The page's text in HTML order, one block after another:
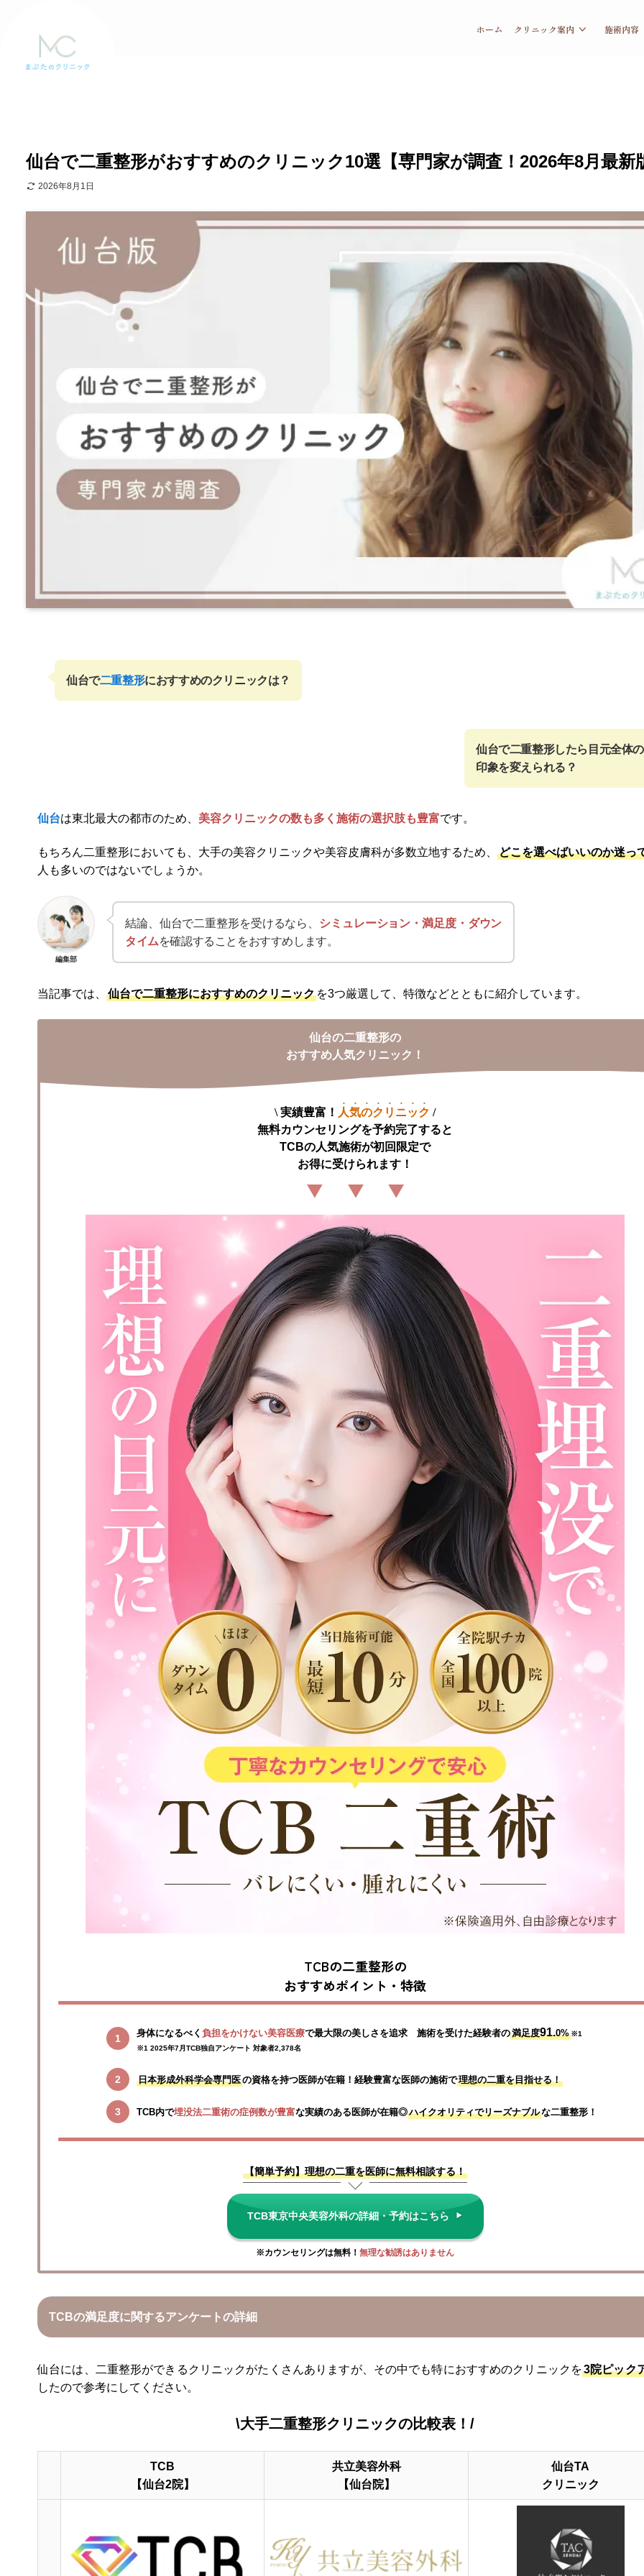
ホーム クリニック案内 施術内容
仙台で二重整形がおすすめのクリニック10選【専門家が調査！2026年8月最新
2026年8月1日
仙台で二重整形におすすめのクリニックは？
仙台で二重整形したら目元全体の
印象を変えられる？
仙台は東北最大の都市のため、 美容クリニックの数も多く施術の選択肢も豊富です。
もちろん二重整形においても、大手の美容クリニックや美容皮膚科が多数立地するため、
どこを選べばいいのか迷っ
人も多いのではないでしょうか。
編集部
結論、仙台で二重整形を受けるなら、 シミュレーション・満足度・ダウン
タイムを確認することをおすすめします。
当記事では、 仙台で二重整形におすすめのクリニック を3つ厳選して、特徴などとともに紹介しています。
仙台の二重整形の
おすすめ人気クリニック！
\実績豊富！ 人気のクリニック /
無料カウンセリングを予約完了すると
TCBの人気施術が初回限定で
お得に受けられます！
TCBの二重整形の
おすすめポイント・特徴
身体になるべく 負担をかけない美容医療で最大限の美しさ を追求　施術を受けた経験者の満足度91. 0%※1
※1 2025年7月TCB独自アンケート 対象者2,378名
日本形成外科学会専門医の資格を持つ医師が在籍！経験豊富な医師の施術で理想の二重を目指せる！
TCB内で埋没法二重術の症例数が豊富な実績のある医師が在籍◎ハイクオリティでリーズナブルな二重整形！
【簡単予約】理想の二重を医師に無料相談する！
TCB東京中央美容外科の詳細・予約はこちら
※カウンセリングは無料！ 無理な勧誘はありません
TCBの満足度に関するアンケートの詳細
仙台には、二重整形ができるクリニックがたくさんありますが、その中でも特におすすめのクリニックを3院ピック
したので参考にしてください。
\大手二重整形クリニックの比較表！/
TCB
【仙台2院】
共立美容外科
【仙台院】
仙台TA
クリニック